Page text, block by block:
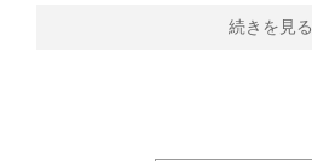
続きを見る